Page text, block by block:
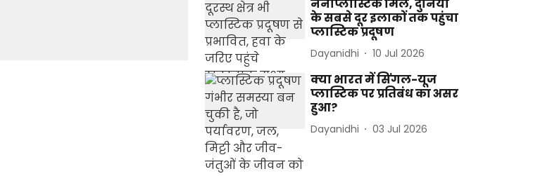
नैनोप्लास्टिक मिले, दुनिया
के सबसे दूर इलाकों तक पहुंचा
प्लास्टिक प्रदूषण
Dayanidhi 10 Jul 2026
क्या भारत में सिंगल-यूज
प्लास्टिक पर प्रतिबंध का असर
हुआ?
Dayanidhi 03 Jul 2026